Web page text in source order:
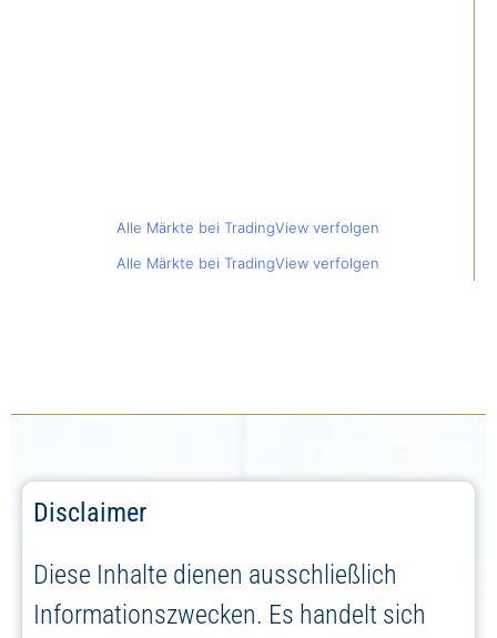
Alle Märkte bei TradingView verfolgen
Alle Märkte bei TradingView verfolgen
Disclaimer
Diese Inhalte dienen ausschließlich
Informationszwecken. Es handelt sich